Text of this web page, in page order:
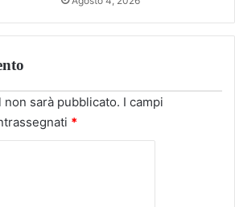
sarà pubblicato. I campi
*